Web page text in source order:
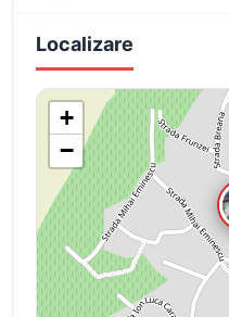
Localizare
+
−